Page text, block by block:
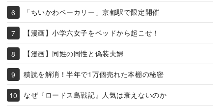
「ちいかわベーカリー」京都駅で限定開催
【漫画】小学六女子をベッドから起こせ！
【漫画】同姓の同性と偽装夫婦
積読を解消！半年で1万個売れた本棚の秘密
なぜ『ロードス島戦記』人気は衰えないのか